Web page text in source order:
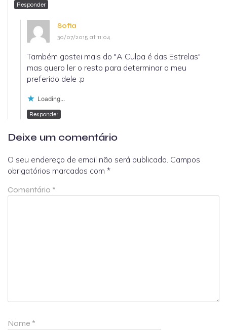
Responder
Sofia
30/07/2015 at 11:04
Também gostei mais do "A Culpa é das Estrelas"
mas quero ler o resto para determinar o meu
preferido dele :p
Loading...
Responder
Deixe um comentário
O seu endereço de email não será publicado. Campos
obrigatórios marcados com *
Comentário *
Nome *